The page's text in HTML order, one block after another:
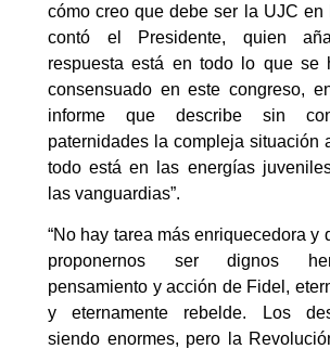
cómo creo que debe ser la UJC en
contó el Presidente, quien
respuesta está en todo lo que se
consensuado en este congreso,
informe que describe sin
paternidades la compleja situación
todo está en las energías
las vanguardias”.
“No hay tarea más enriquecedora y
proponernos ser dignos
pensamiento y acción de Fidel,
y eternamente rebelde. Los
siendo enormes, pero la